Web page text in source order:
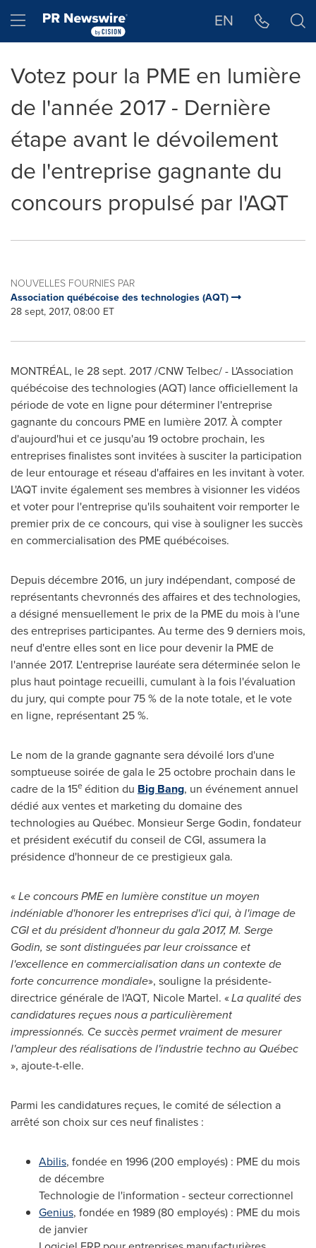
Hamburger menu EN
Votez pour la PME en lumière
de l'année 2017 - Dernière
étape avant le dévoilement
de l'entreprise gagnante du
concours propulsé par l'AQT
NOUVELLES FOURNIES PAR
Association québécoise des technologies (AQT)
28 sept, 2017, 08:00 ET
MONTRÉAL, le28 sept. 2017/CNW Telbec/ - L'Association
québécoise des technologies (AQT) lance officiellement la
période de vote en ligne pour déterminer l'entreprise
gagnante du concours PME en lumière 2017. À compter
d'aujourd'hui et ce jusqu'au 19 octobre prochain, les
entreprises finalistes sont invitées à susciter la participation
de leur entourage et réseau d'affaires en les invitant à voter.
L'AQT invite également ses membres à visionner les vidéos
et voter pour l'entreprisequ'ils souhaitent voir remporter le
premier prix de ce concours, qui vise à souligner les succès
en commercialisation des PME québécoises.
Depuis décembre 2016, un jury indépendant, composé de
représentants chevronnés des affaires et des technologies,
a désigné mensuellement le prix de la PME du mois à l'une
des entreprises participantes. Au terme des 9 derniers mois,
neuf d'entre elles sont en lice pour devenir la PME de
l'année 2017. L'entreprise lauréate sera déterminée selon le
plus haut pointage recueilli, cumulant à la fois l'évaluation
du jury, qui compte pour 75 % de la note totale, et le vote
en ligne, représentant 25 %.
Le nom de la grande gagnante sera dévoilé lors d'une
somptueuse soirée de gala le 25 octobre prochain dans le
cadre de la 15eédition du Big Bang, un événement annuel
dédié aux ventes et marketing du domaine des
technologies au Québec. MonsieurSerge Godin, fondateur
et président exécutif du conseil de CGI, assumera la
présidence d'honneur de ce prestigieux gala.
«Le concours PME en lumière constitue un moyen
indéniable d'honorer les entreprises d'ici qui, à l'image de
CGI et du président d'honneur du gala 2017,M. Serge
Godin, se sont distinguées par leur croissance et
l'excellence en commercialisation dans un contexte de
forte concurrence mondiale», souligne la présidente-
directrice générale de l'AQT, Nicole Martel. «La qualité des
candidatures reçues nous a particulièrement
impressionnés. Ce succès permet vraiment de mesurer
l'ampleur des réalisations de l'industrie techno au Québec
», ajoute-t-elle.
Parmi les candidatures reçues, le comité de sélection a
arrêté son choix sur ces neuf finalistes :
Abilis, fondée en 1996 (200 employés) : PME du mois
de décembre
Technologie de l'information - secteur correctionnel
Genius, fondée en 1989 (80 employés) : PME du mois
de janvier